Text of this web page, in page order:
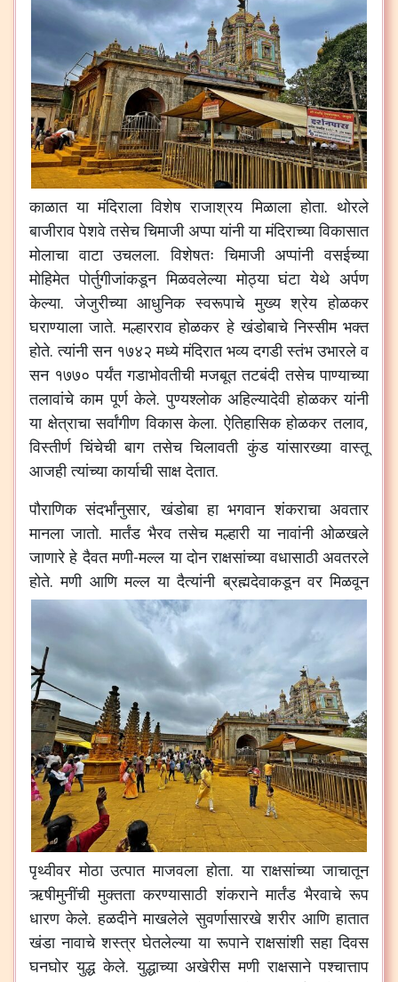
काळात या मंदिराला विशेष राजाश्रय मिळाला होता. थोरले
बाजीराव पेशवे तसेच चिमाजी अप्पा यांनी या मंदिराच्या विकासात
मोलाचा वाटा उचलला. विशेषतः चिमाजी अप्पांनी वसईच्या
मोहिमेत पोर्तुगीजांकडून मिळवलेल्या मोठ्या घंटा येथे अर्पण
केल्या. जेजुरीच्या आधुनिक स्वरूपाचे मुख्य श्रेय होळकर
घराण्याला जाते. मल्हारराव होळकर हे खंडोबाचे निस्सीम भक्त
होते. त्यांनी सन १७४२ मध्ये मंदिरात भव्य दगडी स्तंभ उभारले व
सन १७७० पर्यंत गडाभोवतीची मजबूत तटबंदी तसेच पाण्याच्या
तलावांचे काम पूर्ण केले. पुण्यश्लोक अहिल्यादेवी होळकर यांनी
या क्षेत्राचा सर्वांगीण विकास केला. ऐतिहासिक होळकर तलाव,
विस्तीर्ण चिंचेची बाग तसेच चिलावती कुंड यांसारख्या वास्तू
आजही त्यांच्या कार्याची साक्ष देतात.
पौराणिक संदर्भांनुसार, खंडोबा हा भगवान शंकराचा अवतार
मानला जातो. मार्तंड भैरव तसेच मल्हारी या नावांनी ओळखले
जाणारे हे दैवत मणी-मल्ल या दोन राक्षसांच्या वधासाठी अवतरले
होते.मणी आणि मल्ल या दैत्यांनी ब्रह्मदेवाकडून वर मिळवून
पृथ्वीवर मोठा उत्पात माजवला होता. या राक्षसांच्या जाचातून
ऋषीमुनींची मुक्तता करण्यासाठी शंकराने मार्तंड भैरवाचे रूप
धारण केले. हळदीने माखलेले सुवर्णासारखे शरीर आणि हातात
खंडा नावाचे शस्त्र घेतलेल्या या रूपाने राक्षसांशी सहा दिवस
घनघोर युद्ध केले. युद्धाच्या अखेरीस मणी राक्षसाने पश्चात्ताप